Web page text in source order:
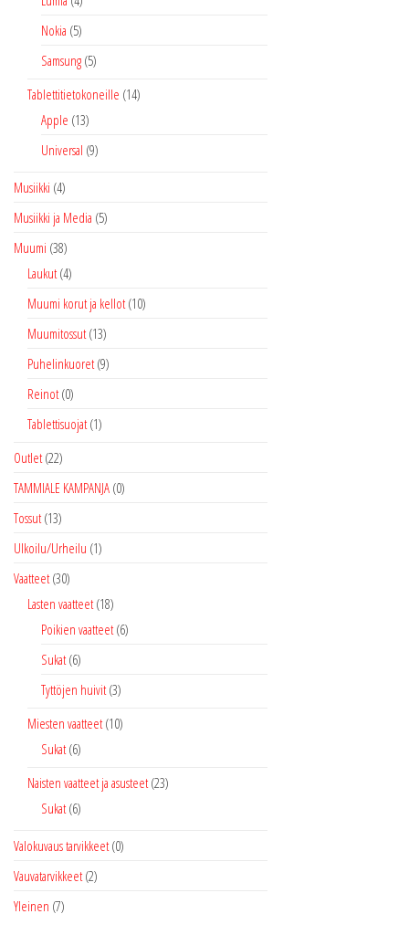
Nokia (5)
Samsung (5)
Tablettitietokoneille (14)
Apple (13)
Universal (9)
Musiikki (4)
Musiikki ja Media (5)
Muumi (38)
Laukut (4)
Muumi korut ja kellot (10)
Muumitossut (13)
Puhelinkuoret (9)
Reinot (0)
Tablettisuojat (1)
Outlet (22)
TAMMIALE KAMPANJA (0)
Tossut (13)
Ulkoilu/Urheilu (1)
Vaatteet (30)
Lasten vaatteet (18)
Poikien vaatteet (6)
Sukat (6)
Tyttöjen huivit (3)
Miesten vaatteet (10)
Sukat (6)
Naisten vaatteet ja asusteet (23)
Sukat (6)
Valokuvaus tarvikkeet (0)
Vauvatarvikkeet (2)
Yleinen (7)